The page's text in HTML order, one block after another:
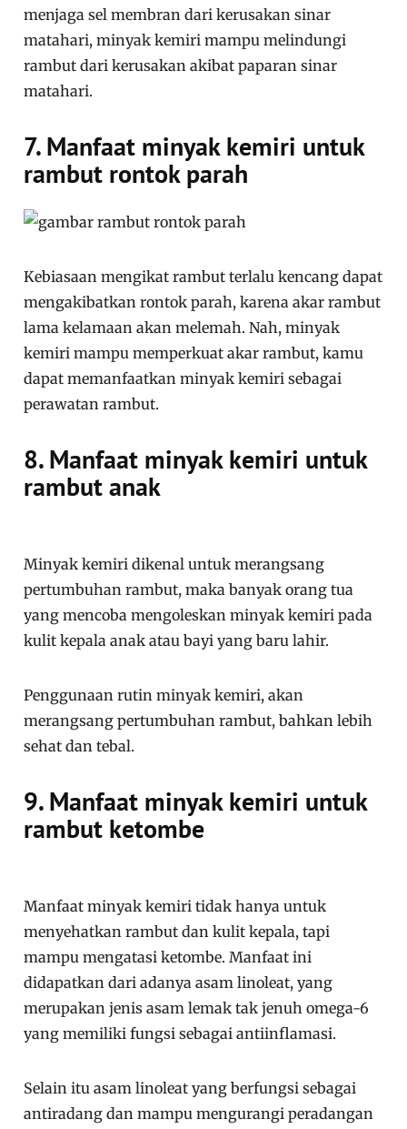
menjaga sel membran dari kerusakan sinar
matahari, minyak kemiri mampu melindungi
rambut dari kerusakan akibat paparan sinar
matahari.
7. Manfaat minyak kemiri untuk
rambut rontok parah
Kebiasaan mengikat rambut terlalu kencang dapat
mengakibatkan rontok parah, karena akar rambut
lama kelamaan akan melemah. Nah, minyak
kemiri mampu memperkuat akar rambut, kamu
dapat memanfaatkan minyak kemiri sebagai
perawatan rambut.
8. Manfaat minyak kemiri untuk
rambut anak
Minyak kemiri dikenal untuk merangsang
pertumbuhan rambut, maka banyak orang tua
yang mencoba mengoleskan minyak kemiri pada
kulit kepala anak atau bayi yang baru lahir.
Penggunaan rutin minyak kemiri, akan
merangsang pertumbuhan rambut, bahkan lebih
sehat dan tebal.
9. Manfaat minyak kemiri untuk
rambut ketombe
Manfaat minyak kemiri tidak hanya untuk
menyehatkan rambut dan kulit kepala, tapi
mampu mengatasi ketombe. Manfaat ini
didapatkan dari adanya asam linoleat, yang
merupakan jenis asam lemak tak jenuh omega-6
yang memiliki fungsi sebagai antiinflamasi.
Selain itu asam linoleat yang berfungsi sebagai
antiradang dan mampu mengurangi peradangan